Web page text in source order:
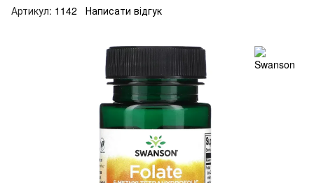
Артикул: 1142 Написати відгук